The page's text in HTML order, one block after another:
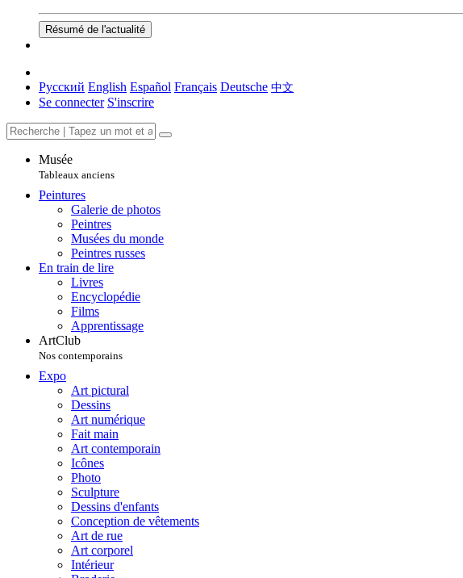
Résumé de l'actualité
Русский English Español Français Deutsche 中文
Se connecter S'inscrire
Musée
Tableaux anciens
Peintures
Galerie de photos
Peintres
Musées du monde
Peintres russes
En train de lire
Livres
Encyclopédie
Films
Apprentissage
ArtClub
Nos contemporains
Expo
Art pictural
Dessins
Art numérique
Fait main
Art contemporain
Icônes
Photo
Sculpture
Dessins d'enfants
Conception de vêtements
Art de rue
Art corporel
Intérieur